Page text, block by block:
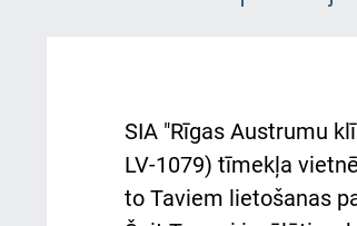
Pacienta
atsauksmju/sūdzību
iesniegšanas
SIA "Rīgas Austrumu
LV-1079) tīmekļa
to Taviem lietošanas